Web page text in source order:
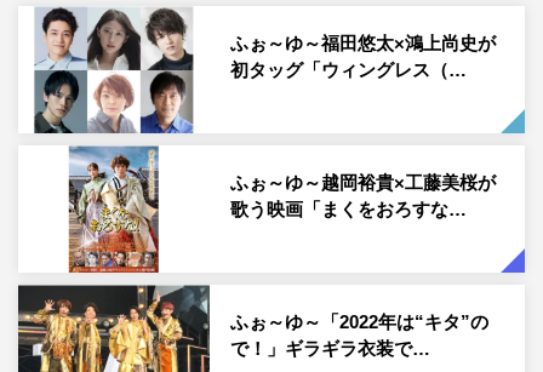
あり、歌とダンスと奇跡のたくさん詰まったオリジナルダ
ンス劇。
豪華客船を舞台に、ふぉ～ゆ～4人それぞれを軸にしたス
トーリーがオムニバス的に展開し、最後に全てが収束して
いくストーリーで、ふぉ～ゆ～の演技、歌、ダンスが評判
となった。2021年には中川、高田翔らが加入し再演。さ
らに、新キャスト小松利昌を迎え、待望の3演目が開幕を
控えている。
今回は「SHOW BOY」の中から、珠玉のダンスナンバー
として人気の「There’s No Business Like Show
ふぉ～ゆ～福田悠太×鴻上尚史が
初タッグ「ウィングレス（…
ふぉ～ゆ～越岡裕貴×工藤美桜が
歌う映画「まくをおろすな…
ふぉ～ゆ～「2022年は“キタ”の
で！」ギラギラ衣装で…